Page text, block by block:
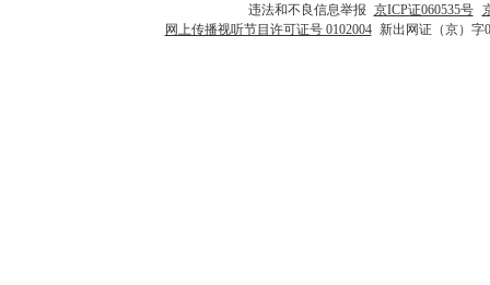
违法和不良信息举报 京ICP证060535号
网上传播视听节目许可证号 0102004 新出网证（京）